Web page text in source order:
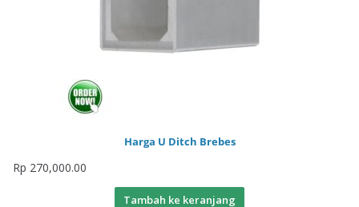
Harga U Ditch Brebes
Rp 270,000.00
Tambah ke keranjang